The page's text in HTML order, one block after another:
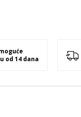
od 14 dana